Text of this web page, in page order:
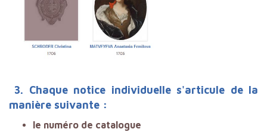
3. Chaque notice individuelle s'articule de la
manière suivante :
le numéro de catalogue